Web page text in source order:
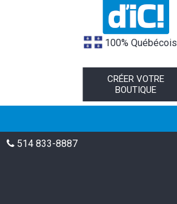
100% Québécois
CRÉER VOTRE
BOUTIQUE
514 833-8887